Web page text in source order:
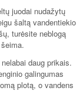
juodai nudažytų
šaltą vandentiekio
turėsite neblogą
daug prikais.
galingumas
plotą, o vandens